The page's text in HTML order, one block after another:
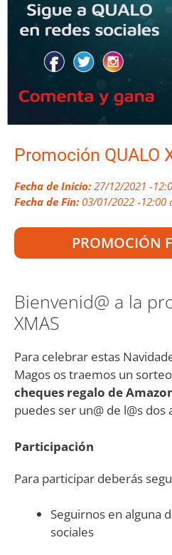
Promoción QUALO
Fecha de Inicio: 27/12/2021 -
Fecha de Fin: 03/01/2022 -12:00
PROMOCIÓN
Bienvenid@ a la
XMAS
Para celebrar estas
Magos os traemos un
cheques regalo de
puedes ser un@ de l@s dos
Participación
Para participar deberás
Seguirnos en alguna
sociales